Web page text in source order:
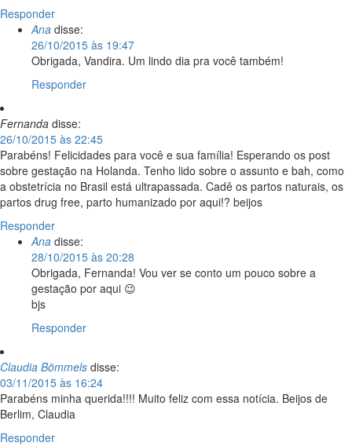
Responder
Ana disse:
26/10/2015 às 19:47
Obrigada, Vandira. Um lindo dia pra você também!
Responder
Fernanda disse:
26/10/2015 às 22:45
Parabéns! Felicidades para você e sua família! Esperando os post
sobre gestação na Holanda. Tenho lido sobre o assunto e bah, como
a obstetrícia no Brasil está ultrapassada. Cadê os partos naturais, os
partos drug free, parto humanizado por aqui!? beijos
Responder
Ana disse:
28/10/2015 às 20:28
Obrigada, Fernanda! Vou ver se conto um pouco sobre a
gestação por aqui 😉
bjs
Responder
Claudia Bömmels disse:
03/11/2015 às 16:24
Parabéns minha querida!!!! Muito feliz com essa notícia. Beijos de
Berlim, Claudia
Responder